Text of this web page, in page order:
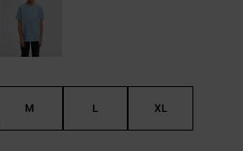
M L XL